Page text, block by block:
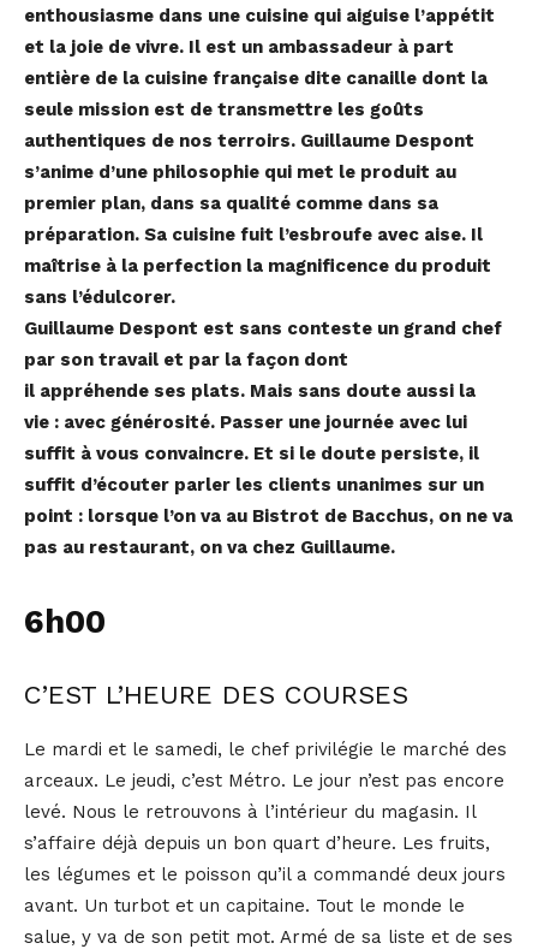
enthousiasme dans une cuisine qui aiguise l’appétit
et la joie de vivre. Il est un ambassadeur à part
entière de la cuisine française dite canaille dont la
seule mission est de transmettre les goûts
authentiques de nos terroirs. Guillaume Despont
s’anime d’une philosophie qui met le produit au
premier plan, dans sa qualité comme dans sa
préparation. Sa cuisine fuit l’esbroufe avec aise. Il
maîtrise à la perfection la magnificence du produit
sans l’édulcorer.
Guillaume Despont est sans conteste un grand chef
par son travail et par la façon dont
il appréhende ses plats. Mais sans doute aussi la
vie : avec générosité. Passer une journée avec lui
suffit à vous convaincre. Et si le doute persiste, il
suffit d’écouter parler les clients unanimes sur un
point : lorsque l’on va au Bistrot de Bacchus, on ne va
pas au restaurant, on va chez Guillaume.
6h00
C’EST L’HEURE DES COURSES
Le mardi et le samedi, le chef privilégie le marché des
arceaux. Le jeudi, c’est Métro. Le jour n’est pas encore
levé. Nous le retrouvons à l’intérieur du magasin. Il
s’affaire déjà depuis un bon quart d’heure. Les fruits,
les légumes et le poisson qu’il a commandé deux jours
avant. Un turbot et un capitaine. Tout le monde le
salue, y va de son petit mot. Armé de sa liste et de ses